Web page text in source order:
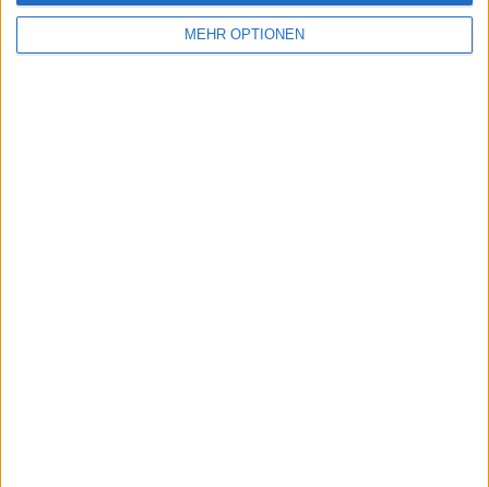
MEHR OPTIONEN